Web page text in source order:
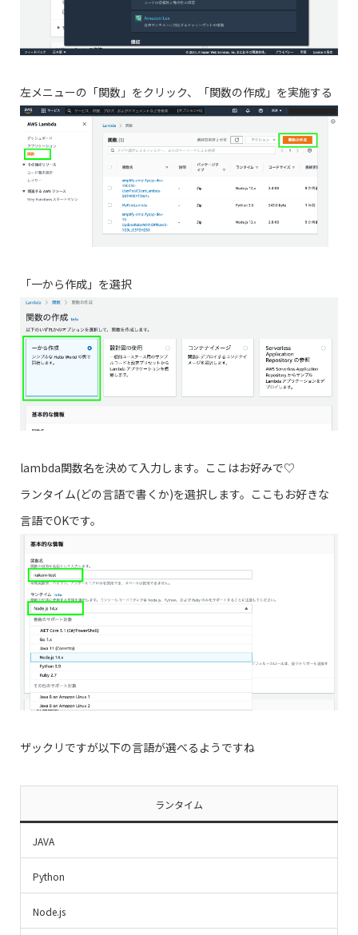
左メニューの「関数」をクリック、「関数の作成」を実施する
「一から作成」を選択
lambda関数名を決めて入力します。ここはお好みで♡
ランタイム(どの言語で書くか)を選択します。ここもお好きな
言語でOKです。
ザックリですが以下の言語が選べるようですね
ランタイム
JAVA
Python
Node.js